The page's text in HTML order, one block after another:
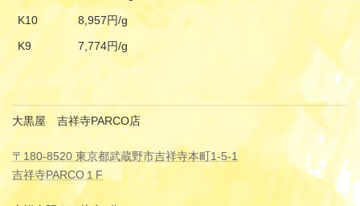
K10
8,957円/g
K9
7,774円/g
大黒屋 吉祥寺PARCO店
〒180-8520 東京都武蔵野市吉祥寺本町1-5-1
吉祥寺PARCO１F